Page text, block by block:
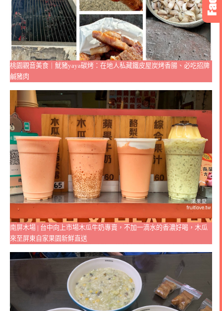
桃園觀音美食｜魷豬yaya碳烤：在地人私藏鐵皮屋炭烤香腸、必吃招牌
鹹豬肉
南屏木場 | 台中向上市場木瓜牛奶專賣，不加一滴水的香濃好喝，木瓜
來至屏東自家果園新鮮直送